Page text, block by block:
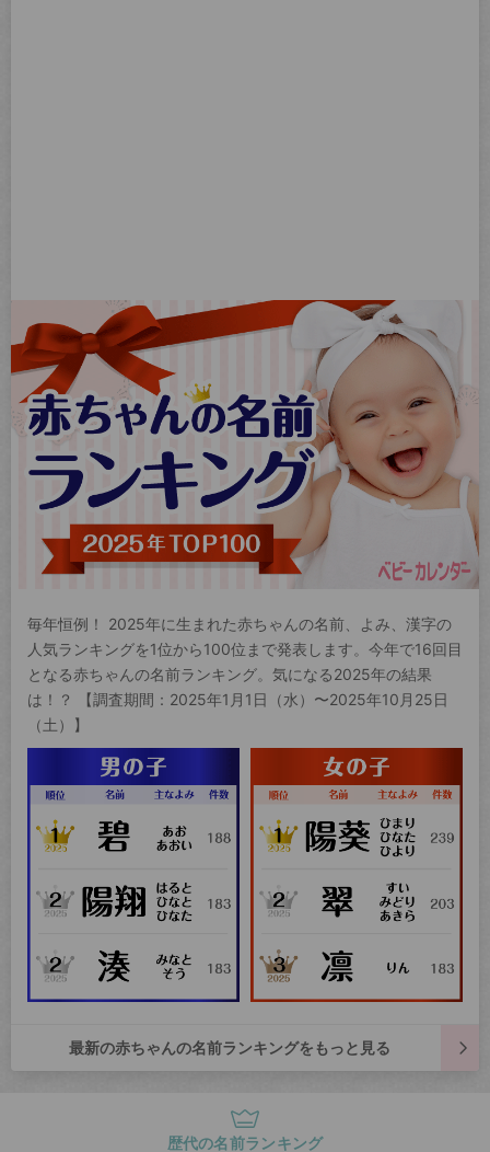
毎年恒例！ 2025年に生まれた赤ちゃんの名前、よみ、漢字の
人気ランキングを1位から100位まで発表します。今年で16回目
となる赤ちゃんの名前ランキング。気になる2025年の結果
は！？ 【調査期間：2025年1月1日（水）〜2025年10月25日
（土）】
最新の赤ちゃんの名前ランキングをもっと見る
歴代の名前ランキング